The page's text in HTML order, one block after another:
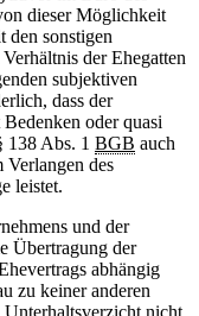
dieser Möglichkeit
den sonstigen
der Ehegatten
subjektiven
dass der
oder quasi
138 Abs. 1 BGB auch
Verlangen des
leistet.
und der
Übertragung der
abhängig
zu keiner anderen